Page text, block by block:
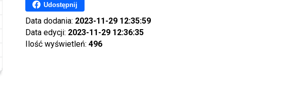
Udostępnij
Data dodania: 2023-11-29 12:35:59
Data edycji: 2023-11-29 12:36:35
Ilość wyświetleń: 496